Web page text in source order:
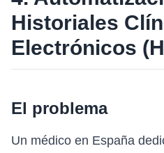
Historiales
Electrónicos
El problema
Un médico en España